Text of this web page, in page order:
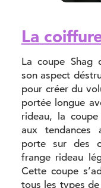
La
La coupe Shag
son aspect
pour créer du
portée longue
rideau, la
aux tendances
porte sur des
frange rideau
Cette coupe
tous les types